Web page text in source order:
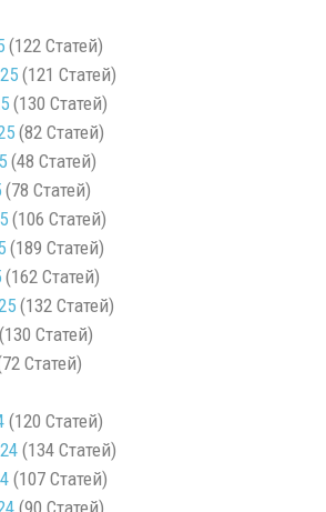
(122 Статей)
(121 Статей)
(130 Статей)
(82 Статей)
(48 Статей)
(78 Статей)
(106 Статей)
(189 Статей)
(162 Статей)
(132 Статей)
(130 Статей)
Статей)
(120 Статей)
(134 Статей)
(107 Статей)
(90 Статей)